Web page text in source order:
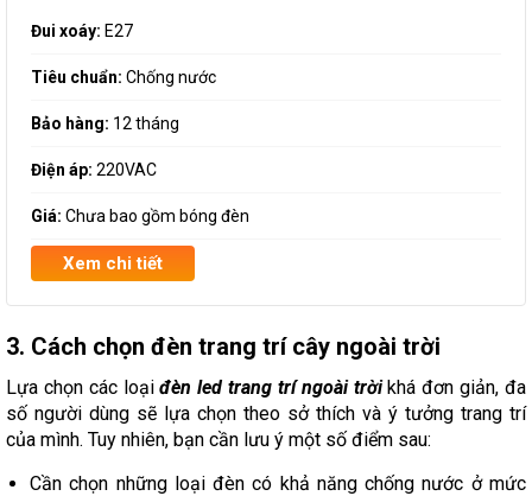
Đui xoáy: E27
Tiêu chuẩn: Chống nước
Bảo hàng: 12 tháng
Điện áp: 220VAC
Giá: Chưa bao gồm bóng đèn
Xem chi tiết
3. Cách chọn đèn trang trí cây ngoài trời
Lựa chọn các loạiđèn led trang trí ngoài trờikhá đơn giản, đa
số người dùng sẽ lựa chọn theo sở thích và ý tưởng trang trí
của mình. Tuy nhiên, bạn cần lưu ý một số điểm sau:
Cần chọn những loại đèn có khả năng chống nước ở mức